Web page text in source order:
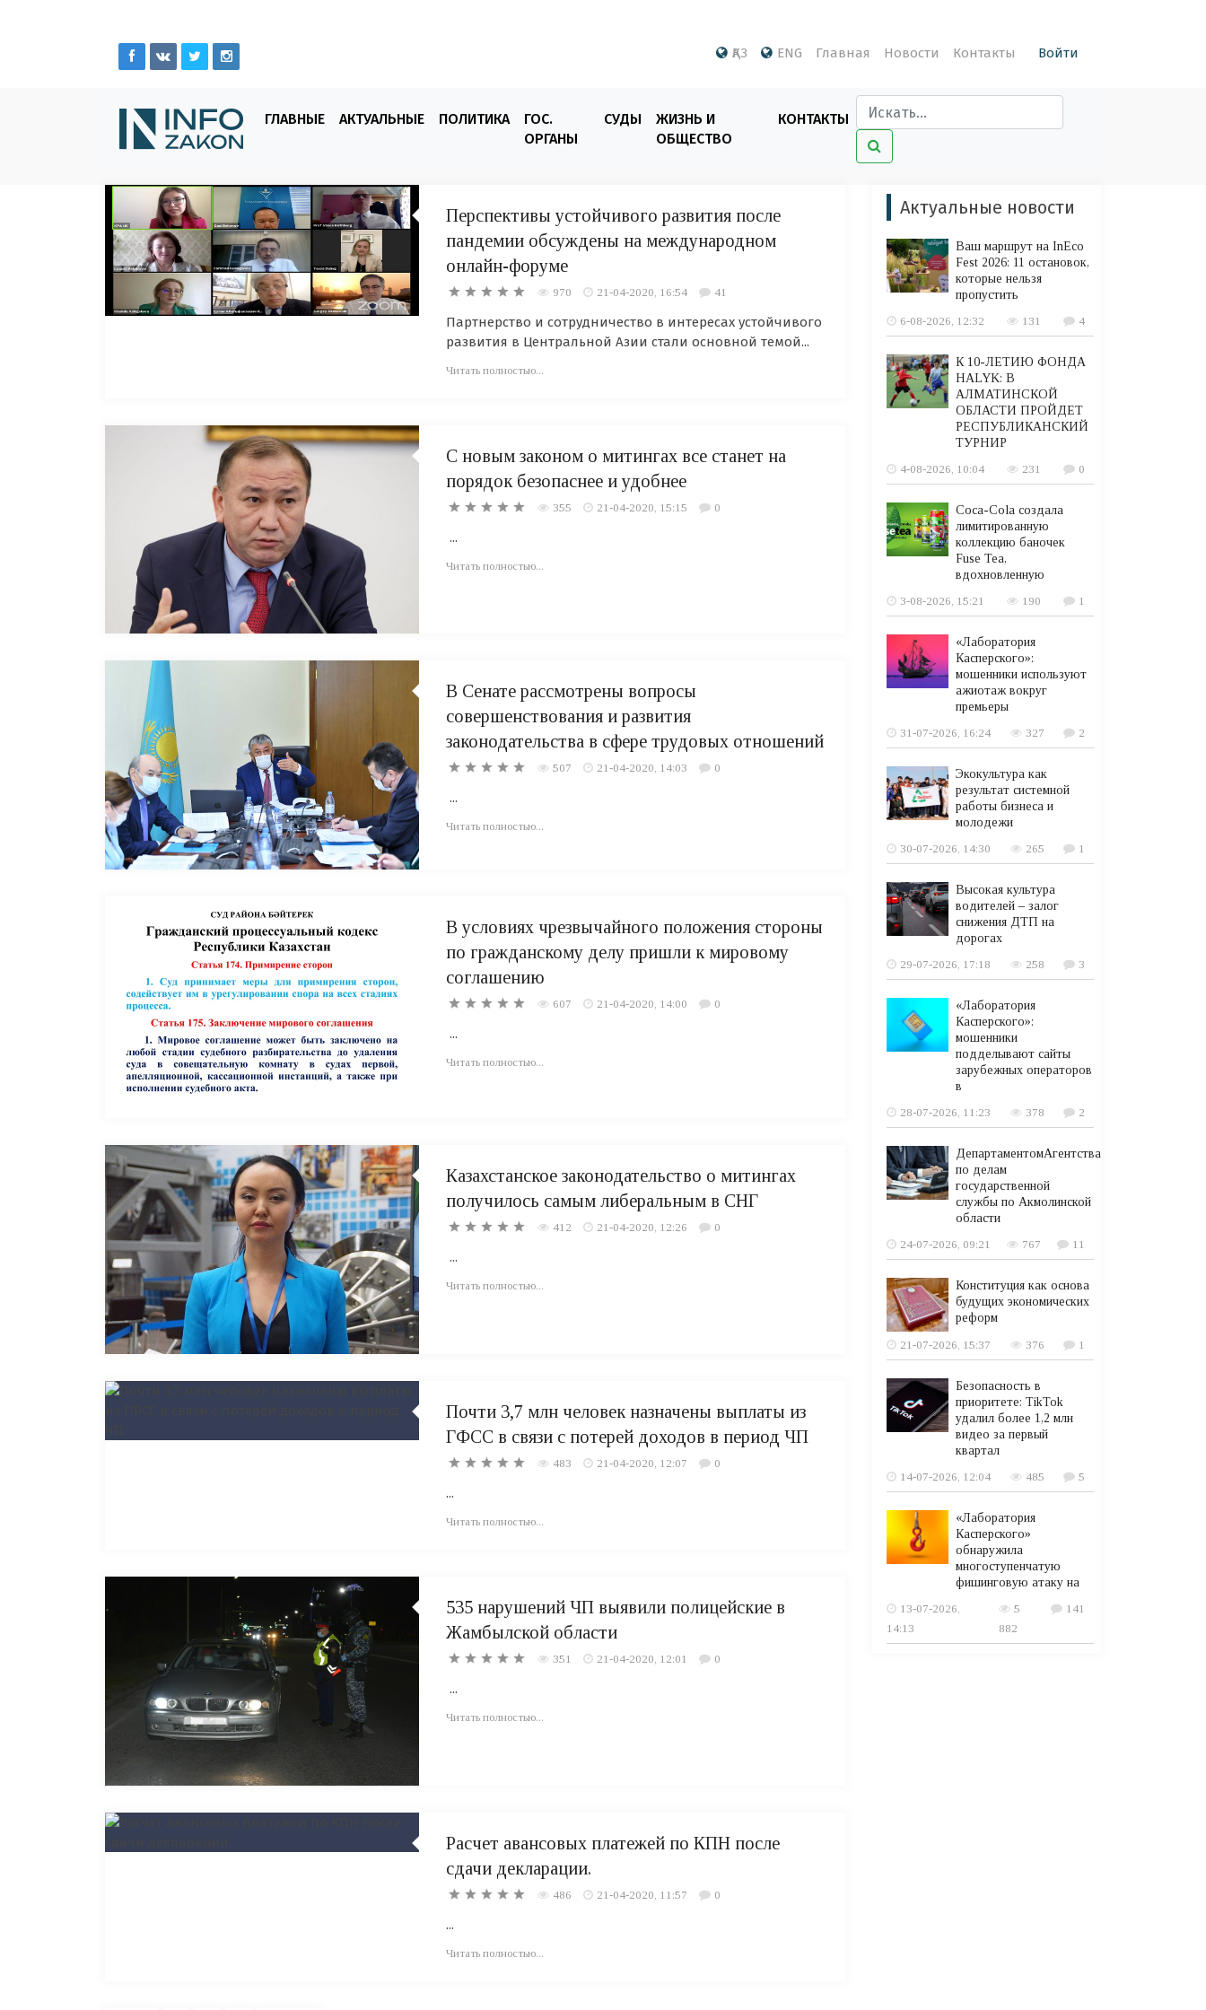
ҚАЗ ENG Главная Новости Контакты Войти
ГЛАВНЫЕ АКТУАЛЬНЫЕ ПОЛИТИКА
ГОС.
ОРГАНЫ
СУДЫ
ЖИЗНЬ И
ОБЩЕСТВО
КОНТАКТЫ
Перспективы устойчивого развития после
пандемии обсуждены на международном
онлайн-форуме
970 21-04-2020, 16:54 41
Партнерство и сотрудничество в интересах устойчивого
развития в Центральной Азии стали основной темой...
Читать полностью...
С новым законом о митингах все станет на
порядок безопаснее и удобнее
355 21-04-2020, 15:15 0
...
Читать полностью...
В Сенате рассмотрены вопросы
совершенствования и развития
законодательства в сфере трудовых отношений
507 21-04-2020, 14:03 0
...
Читать полностью...
В условиях чрезвычайного положения стороны
по гражданскому делу пришли к мировому
соглашению
607 21-04-2020, 14:00 0
...
Читать полностью...
Казахстанское законодательство о митингах
получилось самым либеральным в СНГ
412 21-04-2020, 12:26 0
...
Читать полностью...
Почти 3,7 млн человек назначены выплаты из
ГФСС в связи с потерей доходов в период ЧП
483 21-04-2020, 12:07 0
...
Читать полностью...
535 нарушений ЧП выявили полицейские в
Жамбылской области
351 21-04-2020, 12:01 0
...
Читать полностью...
Расчет авансовых платежей по КПН после
сдачи декларации.
486 21-04-2020, 11:57 0
...
Читать полностью...
Актуальные новости
Ваш маршрут на InEco
Fest 2026: 11 остановок,
которые нельзя
пропустить
6-08-2026, 12:32
131 4
К 10-ЛЕТИЮ ФОНДА
HALYK: В
АЛМАТИНСКОЙ
ОБЛАСТИ ПРОЙДЕТ
РЕСПУБЛИКАНСКИЙ
ТУРНИР
4-08-2026, 10:04
231 0
Coca-Cola создала
лимитированную
коллекцию баночек
Fuse Tea,
вдохновленную
3-08-2026, 15:21
190 1
«Лаборатория
Касперского»:
мошенники используют
ажиотаж вокруг
премьеры
31-07-2026, 16:24
327 2
Экокультура как
результат системной
работы бизнеса и
молодежи
30-07-2026, 14:30
265 1
Высокая культура
водителей – залог
снижения ДТП на
дорогах
29-07-2026, 17:18
258 3
«Лаборатория
Касперского»:
мошенники
подделывают сайты
зарубежных операторов
в
28-07-2026, 11:23
378 2
ДепартаментомАгентства
по делам
государственной
службы по Акмолинской
области
24-07-2026, 09:21
767 11
Конституция как основа
будущих экономических
реформ
21-07-2026, 15:37
376 1
Безопасность в
приоритете: TikTok
удалил более 1,2 млн
видео за первый
квартал
14-07-2026, 12:04
485 5
«Лаборатория
Касперского»
обнаружила
многоступенчатую
фишинговую атаку на
13-07-2026,
14:13
5
882
141